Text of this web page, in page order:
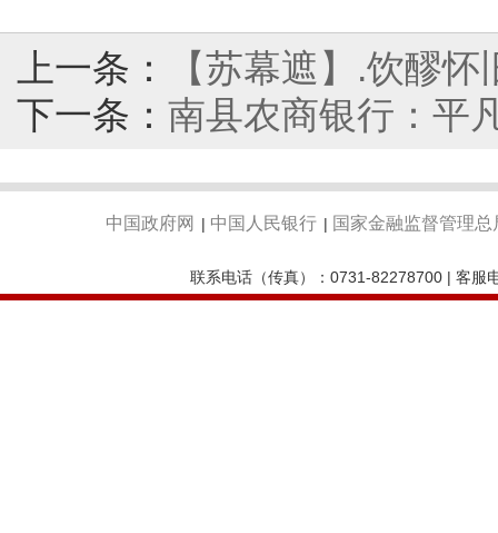
上一条：
【苏幕遮】.饮醪怀
下一条： 南县农商银行：平
中国政府网 | 中国人民银行 | 国家金融监督管理总
联系电话（传真）：0731-82278700 | 客服